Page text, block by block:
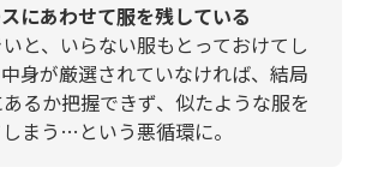
にあわせて服を残している
と、いらない服もとっておけてし
身が厳選されていなければ、結局
るか把握できず、似たような服を
まう…という悪循環に。